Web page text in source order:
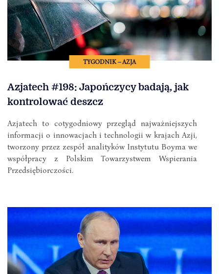
TYGODNIK – AZJA
Azjatech #198: Japończycy badają, jak
kontrolować deszcz
Azjatech to cotygodniowy przegląd najważniejszych
informacji o innowacjach i technologii w krajach Azji,
tworzony przez zespół analityków Instytutu Boyma we
współpracy z Polskim Towarzystwem Wspierania
Przedsiębiorczości.